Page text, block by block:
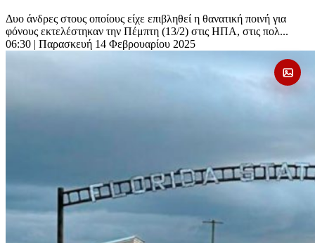
Δυο άνδρες στους οποίους είχε επιβληθεί η θανατική ποινή για
φόνους εκτελέστηκαν την Πέμπτη (13/2) στις ΗΠΑ, στις πολ...
06:30 | Παρασκευή 14 Φεβρουαρίου 2025